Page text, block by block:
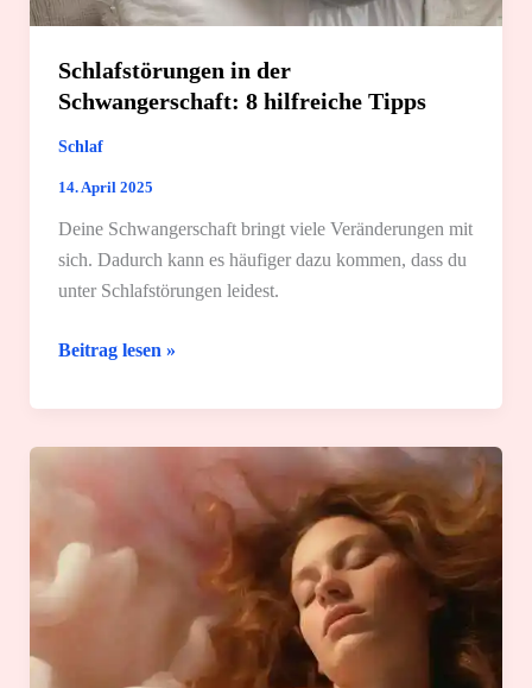
Schlafstörungen in der
Schwangerschaft: 8 hilfreiche Tipps
Schlaf
14. April 2025
Deine Schwangerschaft bringt viele Veränderungen mit
sich. Dadurch kann es häufiger dazu kommen, dass du
unter Schlafstörungen leidest.
Schlafstörungen
der
Beitrag lesen »